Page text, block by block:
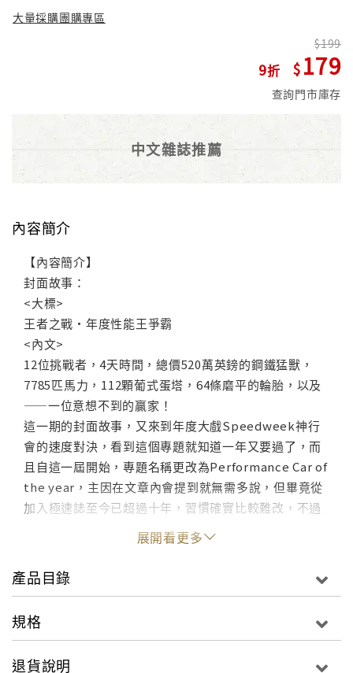
大量採購團購專區
9
199
179
查詢門市庫存
中文雜誌推薦
內容簡介
【內容簡介】
封面故事：
<大標>
王者之戰・年度性能王爭霸
<內文>
12位挑戰者，4天時間，總價520萬英鎊的鋼鐵猛獸，
7785匹馬力，112顆葡式蛋塔，64條磨平的輪胎，以及
——一位意想不到的贏家！
這一期的封面故事，又來到年度大戲Speedweek神行
會的速度對決，看到這個專題就知道一年又要過了，而
且自這一屆開始，專題名稱更改為Performance Car of
the year，主因在文章內會提到就無需多說，但畢竟從
加入極速誌至今已超過十年，習慣確實比較難改，不過
年度最佳性能車的選拔過程並沒有太大的改變，依舊是
從過去一年間推出的高性能新車當中選出一款最佳車
型，標準並不在於動力多大、售價多高或產量多稀有，
而是帶給駕駛者的樂趣指數，所以過去每一年的最佳性
也是TG年度大戲扣人心弦的關鍵所在。想知道2025年最
展開看更多
產品目錄
規格
退貨說明